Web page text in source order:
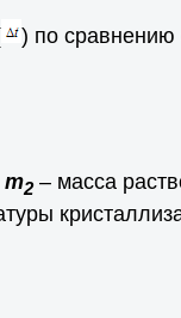
) по сравнению
m2– масса